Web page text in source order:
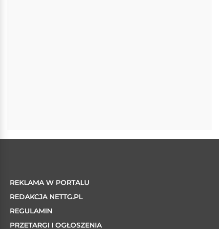
REKLAMA W PORTALU
REDAKCJA NETTG.PL
REGULAMIN
PRZETARGI I OGŁOSZENIA